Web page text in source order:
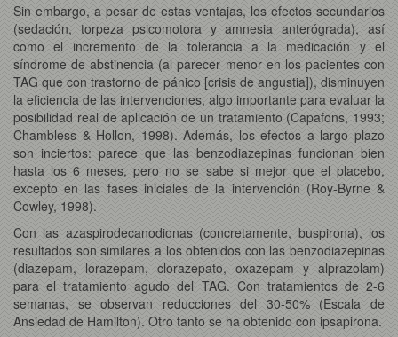
Sin embargo, a pesar de estas ventajas, los efectos secundarios
(sedación, torpeza psicomotora y amnesia anterógrada), así
como el incremento de la tolerancia a la medicación y el
síndrome de abstinencia (al parecer menor en los pacientes con
TAG que con trastorno de pánico [crisis de angustia]), disminuyen
la eficiencia de las intervenciones, algo importante para evaluar la
posibilidad real de aplicación de un tratamiento (Capafons, 1993;
Chambless & Hollon, 1998). Además, los efectos a largo plazo
son inciertos: parece que las benzodiazepinas funcionan bien
hasta los 6 meses, pero no se sabe si mejor que el placebo,
excepto en las fases iniciales de la intervención (Roy-Byrne &
Cowley, 1998).
Con las azaspirodecanodionas (concretamente, buspirona), los
resultados son similares a los obtenidos con las benzodiazepinas
(diazepam, lorazepam, clorazepato, oxazepam y alprazolam)
para el tratamiento agudo del TAG. Con tratamientos de 2-6
semanas, se observan reducciones del 30-50% (Escala de
Ansiedad de Hamilton). Otro tanto se ha obtenido con ipsapirona.